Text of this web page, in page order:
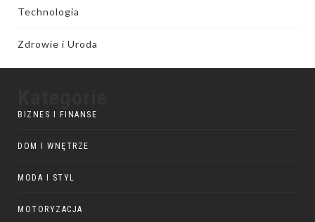
Technologia
Zdrowie i Uroda
BIZNES I FINANSE
DOM I WNĘTRZE
MODA I STYL
MOTORYZACJA